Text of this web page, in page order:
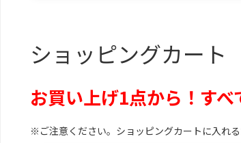
ショッピングカート
お買い上げ1点から！す
※ご注意ください。ショッピングカートに入れ